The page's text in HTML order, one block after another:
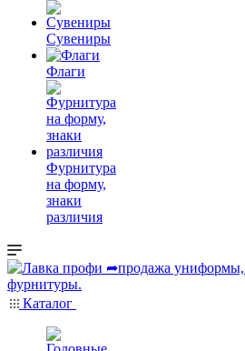
Сувениры
Флаги
Фурнитура
на форму,
знаки
различия
Каталог